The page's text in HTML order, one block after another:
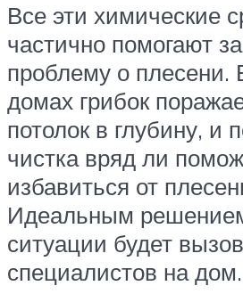
Все эти химические
частично помогают
проблему о плесени.
домах грибок
потолок в глубину, и
чистка вряд ли
избавиться от
Идеальным
ситуации будет вызов
специалистов на дом.